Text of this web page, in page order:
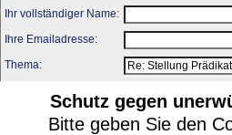
Ihr vollständiger Name:
Ihre Emailadresse:
Thema:
Schutz gegen
Bitte geben Sie den